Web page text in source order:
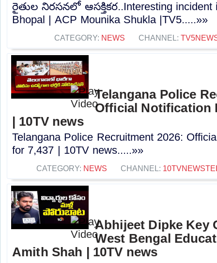
రైతుల నిరసనలో ఆసక్తికర..Interesting incident
Bhopal | ACP Mounika Shukla |TV5.....»»
CATEGORY: NEWS CHANNEL:
Telangana Police
Official Notification
| 10TV news
Telangana Police Recruitment 2026:
for 7,437 | 10TV news.....»»
CATEGORY: NEWS CHANNEL:
Abhijeet Dipke Key
West Bengal
Amith Shah | 10TV news